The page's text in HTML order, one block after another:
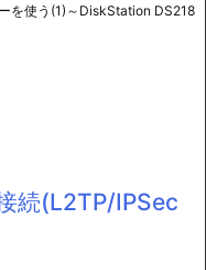
を使う(1)～DiskStation DS218
続(L2TP/IPSec